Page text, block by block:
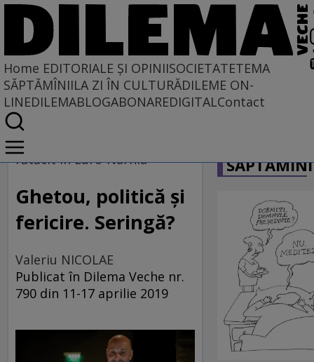
Home EDITORIALE ȘI OPINIISOCIETATETEMA
SĂPTĂMÎNIILA ZI ÎN CULTURĂDILEME ON-
LINEDILEMABLOGABONAREDIGITALContact
Home
EDITORIALE ȘI OPINII
rătăcit în Euro-Narnia
Ghetou, politică și
fericire. Seringă?
Valeriu NICOLAE
Publicat în Dilema Veche nr.
790 din 11-17 aprilie 2019